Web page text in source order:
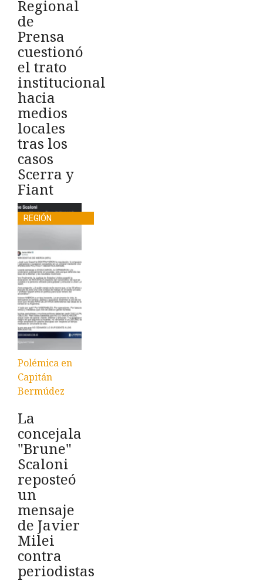
Regional
de
Prensa
cuestionó
el trato
institucional
hacia
medios
locales
tras los
casos
Scerra y
Fiant
Polémica en
Capitán
Bermúdez
La
concejala
"Brune"
Scaloni
reposteó
un
mensaje
de Javier
Milei
contra
periodistas
REGIÓN